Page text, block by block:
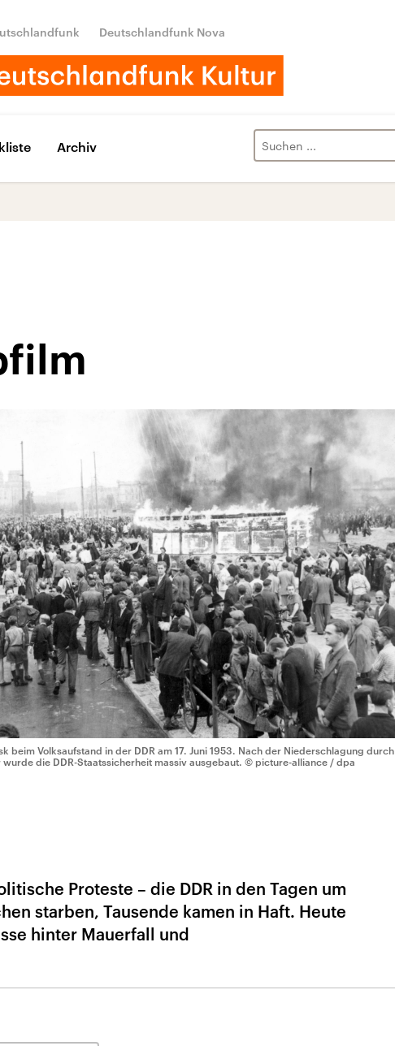
Deutschlandfunk Nova
Archiv
beim Volksaufstand in der DDR am 17. Juni 1953. Nach der Niederschlagung durch
die DDR-Staatssicherheit massiv ausgebaut. © picture-alliance / dpa
Proteste – die DDR in den Tagen um
starben, Tausende kamen in Haft. Heute
hinter Mauerfall und